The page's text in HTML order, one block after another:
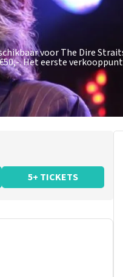
voor The Dire
. Het eerste
5+ TICKETS